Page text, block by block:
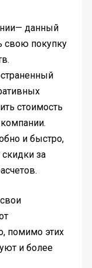
данный
свою покупку
стоимость
и быстро,
за
помимо этих
и более